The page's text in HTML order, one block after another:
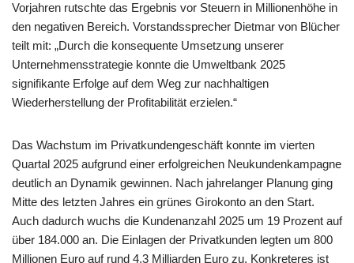
Vorjahren rutschte das Ergebnis vor Steuern in Millionenhöhe in
den negativen Bereich. Vorstandssprecher Dietmar von Blücher
teilt mit: „Durch die konsequente Umsetzung unserer
Unternehmensstrategie konnte die Umweltbank 2025
signifikante Erfolge auf dem Weg zur nachhaltigen
Wiederherstellung der Profitabilität erzielen.“
Das Wachstum im Privatkundengeschäft konnte im vierten
Quartal 2025 aufgrund einer erfolgreichen Neukundenkampagne
deutlich an Dynamik gewinnen. Nach jahrelanger Planung ging
Mitte des letzten Jahres ein grünes Girokonto an den Start.
Auch dadurch wuchs die Kundenanzahl 2025 um 19 Prozent auf
über 184.000 an. Die Einlagen der Privatkunden legten um 800
Millionen Euro auf rund 4,3 Milliarden Euro zu. Konkreteres ist